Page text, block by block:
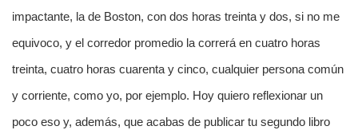
impactante, la de Boston, con dos horas treinta y dos, si no me
equivoco, y el corredor promedio la correrá en cuatro horas
treinta, cuatro horas cuarenta y cinco, cualquier persona común
y corriente, como yo, por ejemplo. Hoy quiero reflexionar un
poco eso y, además, que acabas de publicar tu segundo libro